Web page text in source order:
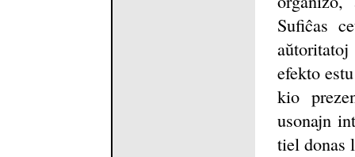
Sufiĉas
efekto
kio
usonajn
tiel donas